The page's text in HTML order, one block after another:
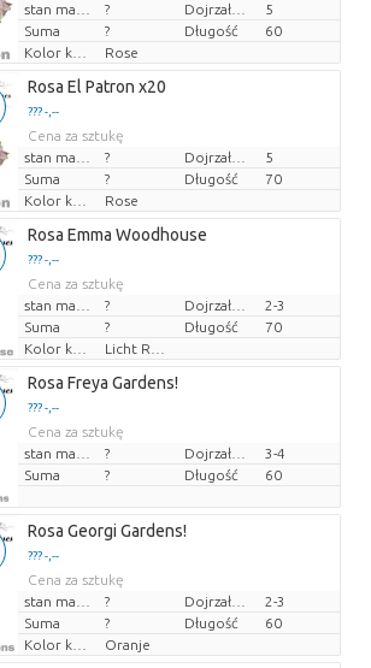
?
5
Suma
? Długość
60
Kolor kwiatów
Rose
Rosa El Patron x20
??? -,--
Cena za sztukę
?
5
Suma
? Długość
70
Kolor kwiatów
Rose
Rosa Emma Woodhouse
??? -,--
Cena za sztukę
?
2-3
Suma
? Długość
70
Kolor kwiatów
Rosa Freya Gardens!
??? -,--
Cena za sztukę
?
3-4
Suma
? Długość 60
Rosa Georgi Gardens!
??? -,--
Cena za sztukę
?
2-3
Suma
? Długość
60
Kolor kwiatów
Oranje